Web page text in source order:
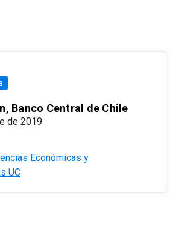
Banco Central de Chile
de 2019
Económicas y
UC